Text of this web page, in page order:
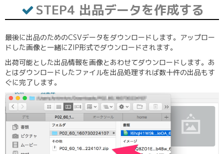
STEP4 出品データを作成する
最後に出品のためのCSVデータをダウンロードします。アップロー
ドした画像と一緒にZIP形式でダウンロードされます。
出荷可能とした出品情報を画像とあわせてダウンロードします。あ
とはダウンロードしたファイルを出品処理すれば数十件の出品もす
ぐに完了します。